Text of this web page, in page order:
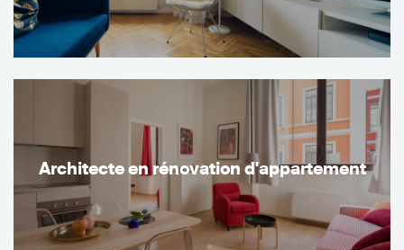
Architecte en rénovation d'appartement